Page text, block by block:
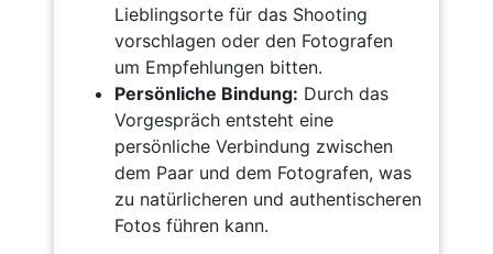
Lieblingsorte für das Shooting
vorschlagen oder den Fotografen
um Empfehlungen bitten.
Persönliche Bindung: Durch das
Vorgespräch entsteht eine
persönliche Verbindung zwischen
dem Paar und dem Fotografen, was
zu natürlicheren und authentischeren
Fotos führen kann.